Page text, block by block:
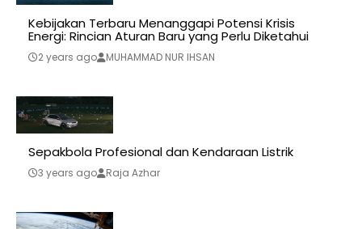
Kebijakan Terbaru Menanggapi Potensi Krisis
Energi: Rincian Aturan Baru yang Perlu Diketahui
2 years ago MUHAMMAD NUR IHSAN
Sepakbola Profesional dan Kendaraan Listrik
3 years ago Raja Azhar